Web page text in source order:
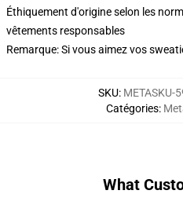
Éthiquement d'origine selon les
vêtements responsables
Remarque: Si vous aimez vos
SKU: METASKU-
Catégories:
What